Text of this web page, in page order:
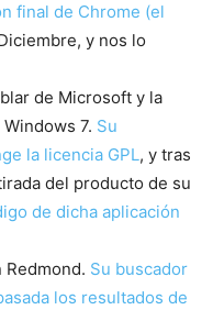
final de Chrome (el
y nos lo
de Microsoft y la
7. Su
la licencia GPL, y tras
del producto de su
de dicha aplicación
Su buscador
los resultados de